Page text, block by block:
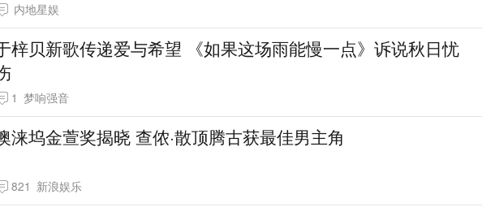
内地星娱
梓贝新歌传递爱与希望 《如果这场雨能慢一点》诉说秋日忧
1 梦响强音
涞坞金萱奖揭晓 查侬·散顶腾古获最佳男主角
821 新浪娱乐